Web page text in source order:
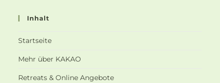
Inhalt
Startseite
Mehr über KAKAO
Retreats & Online Angebote